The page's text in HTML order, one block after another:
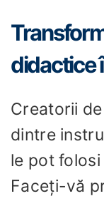
didactice
Creatorii
dintre
le pot
Faceți-vă